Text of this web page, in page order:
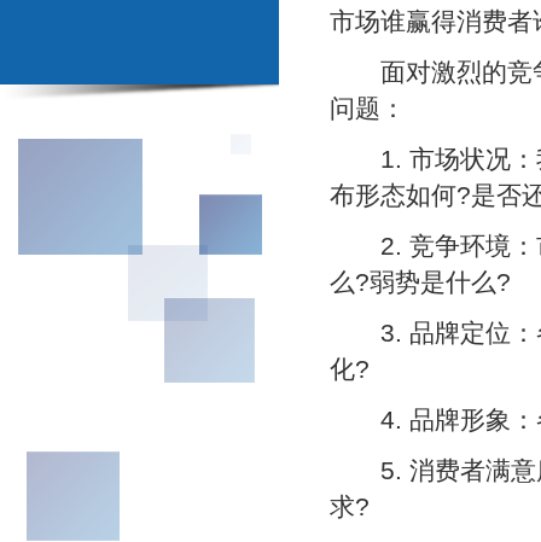
市场谁赢得消费
面对激烈的竞争
问题：
1. 市场状况：
布形态如何?是否
2. 竞争环境：
么?弱势是什么?
3. 品牌定位：
化?
4. 品牌形象：
5. 消费者满意
求?